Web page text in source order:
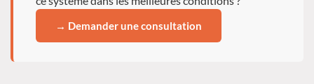
→ Demander une consultation